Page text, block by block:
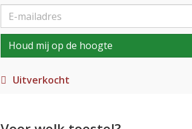
Houd mij op de hoogte
Uitverkocht